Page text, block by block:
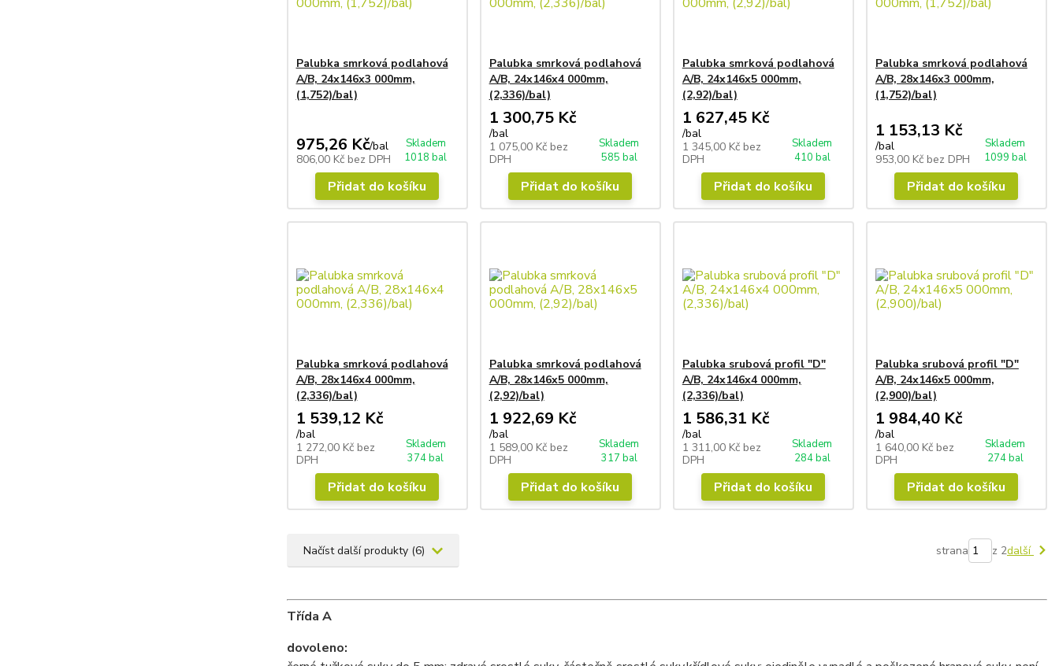
Palubka smrková podlahová
A/B, 24x146x3 000mm,
(1,752)/bal)
975,26 Kč/bal
806,00 Kč bez DPH
Skladem
1018 bal
Přidat do košíku
Palubka smrková podlahová
A/B, 24x146x4 000mm,
(2,336)/bal)
1 300,75 Kč
/bal
1 075,00 Kč bez
DPH
Skladem
585 bal
Přidat do košíku
Palubka smrková podlahová
A/B, 24x146x5 000mm,
(2,92)/bal)
1 627,45 Kč
/bal
1 345,00 Kč bez
DPH
Skladem
410 bal
Přidat do košíku
Palubka smrková podlahová
A/B, 28x146x3 000mm,
(1,752)/bal)
1 153,13 Kč
/bal
953,00 Kč bez DPH
Skladem
1099 bal
Přidat do košíku
Palubka smrková podlahová
A/B, 28x146x4 000mm,
(2,336)/bal)
1 539,12 Kč
/bal
1 272,00 Kč bez
DPH
Skladem
374 bal
Přidat do košíku
Palubka smrková podlahová
A/B, 28x146x5 000mm,
(2,92)/bal)
1 922,69 Kč
/bal
1 589,00 Kč bez
DPH
Skladem
317 bal
Přidat do košíku
Palubka srubová profil "D"
A/B, 24x146x4 000mm,
(2,336)/bal)
1 586,31 Kč
/bal
1 311,00 Kč bez
DPH
Skladem
284 bal
Přidat do košíku
Palubka srubová profil "D"
A/B, 24x146x5 000mm,
(2,900)/bal)
1 984,40 Kč
/bal
1 640,00 Kč bez
DPH
Skladem
274 bal
Přidat do košíku
Načíst další produkty (6) strana z 2další
Třída A
dovoleno: